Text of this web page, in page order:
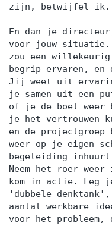
zijn, betwijfel ik.
En dan je
voor jouw situatie.
zou een
begrip ervaren, en
Jij weet uit
je samen uit een
of je de boel weer
je het vertrouwen
en de
weer op je eigen
begeleiding
Neem het roer
kom in actie. Leg
'dubbele denktank',
aantal werkbare
voor het probleem,